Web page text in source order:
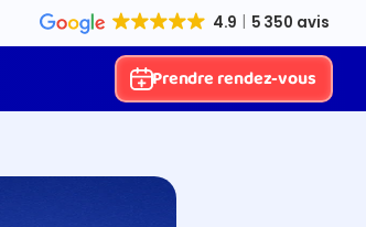
Prendre rendez-vous